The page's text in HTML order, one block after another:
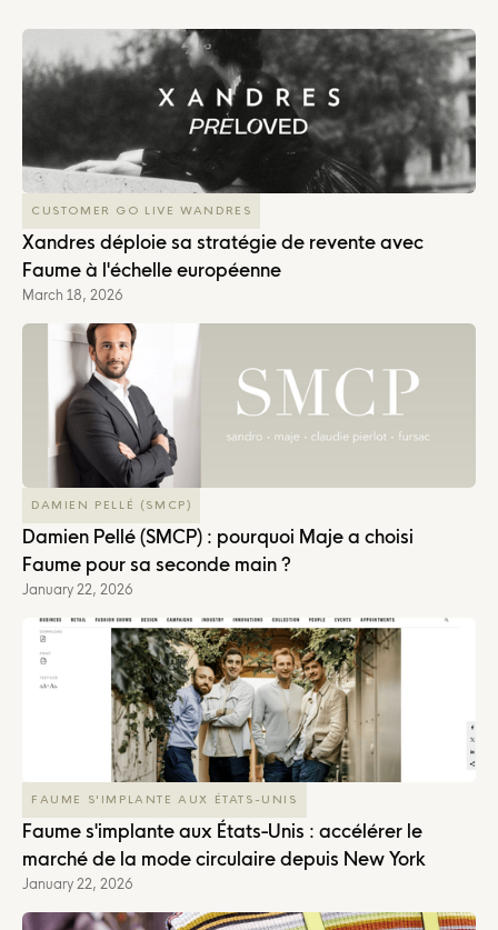
CUSTOMER GO LIVE WANDRES
Xandres déploie sa stratégie de revente avec
Faume à l'échelle européenne
March 18, 2026
DAMIEN PELLÉ (SMCP)
Damien Pellé (SMCP) : pourquoi Maje a choisi
Faume pour sa seconde main ?
January 22, 2026
FAUME S'IMPLANTE AUX ÉTATS-UNIS
Faume s'implante aux États-Unis : accélérer le
marché de la mode circulaire depuis New York
January 22, 2026